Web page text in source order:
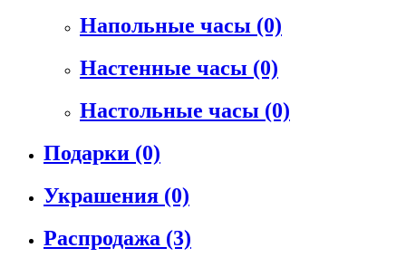
Напольные часы (0)
Настенные часы (0)
Настольные часы (0)
Подарки (0)
Украшения (0)
Распродажа (3)